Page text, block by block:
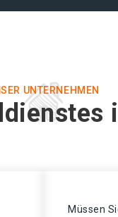
UNTERNEHMEN
Müssen